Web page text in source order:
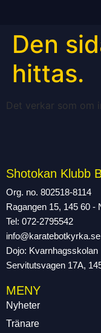
Den
hittas.
Det verkar som om
Shotokan Klubb
Org. no. 802518-8114
Ragangen 15, 145 60 -
Tel: 072-2795542
info@karatebotkyrka.se
Dojo: Kvarnhagsskolan
Servitutsvagen 17A,
MENY
Nyheter
Tränare